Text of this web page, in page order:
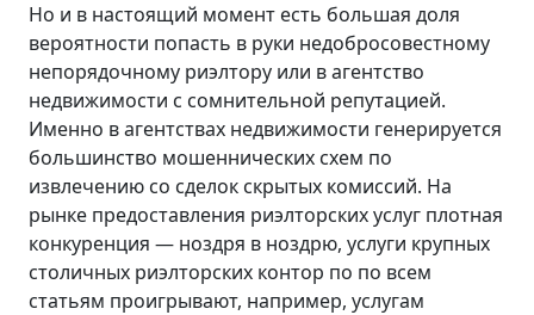
Но и в настоящий момент есть большая доля
вероятности попасть в руки недобросовестному
непорядочному риэлтору или в агентство
недвижимости с сомнительной репутацией.
Именно в агентствах недвижимости генерируется
большинство мошеннических схем по
извлечению со сделок скрытых комиссий. На
рынке предоставления риэлторских услуг плотная
конкуренция — ноздря в ноздрю, услуги крупных
столичных риэлторских контор по по всем
статьям проигрывают, например, услугам